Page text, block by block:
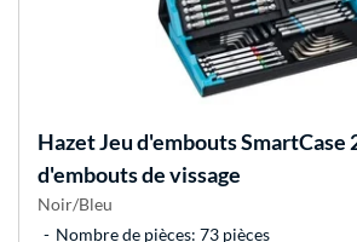
HazetJeu d'embouts SmartCase
d'embouts de vissage
Noir/Bleu
Nombre de pièces: 73 pièces